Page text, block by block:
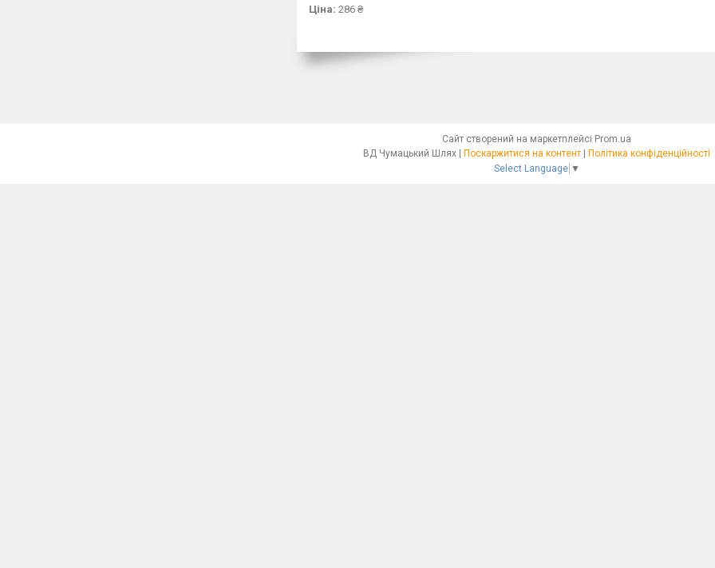
Ціна: 286 ₴
Сайт створений на маркетплейсі Prom.ua
ВД Чумацький Шлях | Поскаржитися на контент | Політика конфіденційності
Select Language ▼